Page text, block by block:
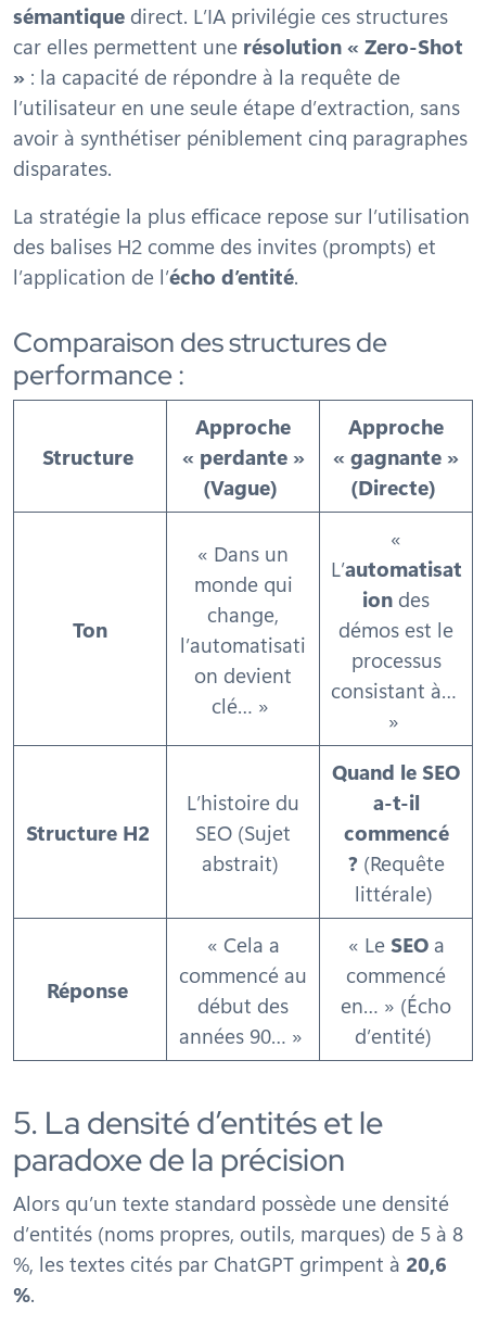
sémantique direct. L’IA privilégie ces structures
car elles permettent une résolution « Zero-Shot
» : la capacité de répondre à la requête de
l’utilisateur en une seule étape d’extraction, sans
avoir à synthétiser péniblement cinq paragraphes
disparates.
La stratégie la plus efficace repose sur l’utilisation
des balises H2 comme des invites (prompts) et
l’application de l’écho d’entité.
Comparaison des structures de
performance :
Structure
Approche
« perdante »
(Vague)
Approche
« gagnante »
(Directe)
Ton
« Dans un
monde qui
change,
l’automatisati
on devient
clé… »
«
L’automatisat
ion des
démos est le
processus
consistant à…
»
Structure H2
L’histoire du
SEO (Sujet
abstrait)
Quand le SEO
a-t-il
commencé
? (Requête
littérale)
Réponse
« Cela a
commencé au
début des
années 90… »
« LeSEOa
commencé
en… » (Écho
d’entité)
5. La densité d’entités et le
paradoxe de la précision
Alors qu’un texte standard possède une densité
d’entités (noms propres, outils, marques) de 5 à 8
%, les textes cités par ChatGPT grimpent à 20,6
%.